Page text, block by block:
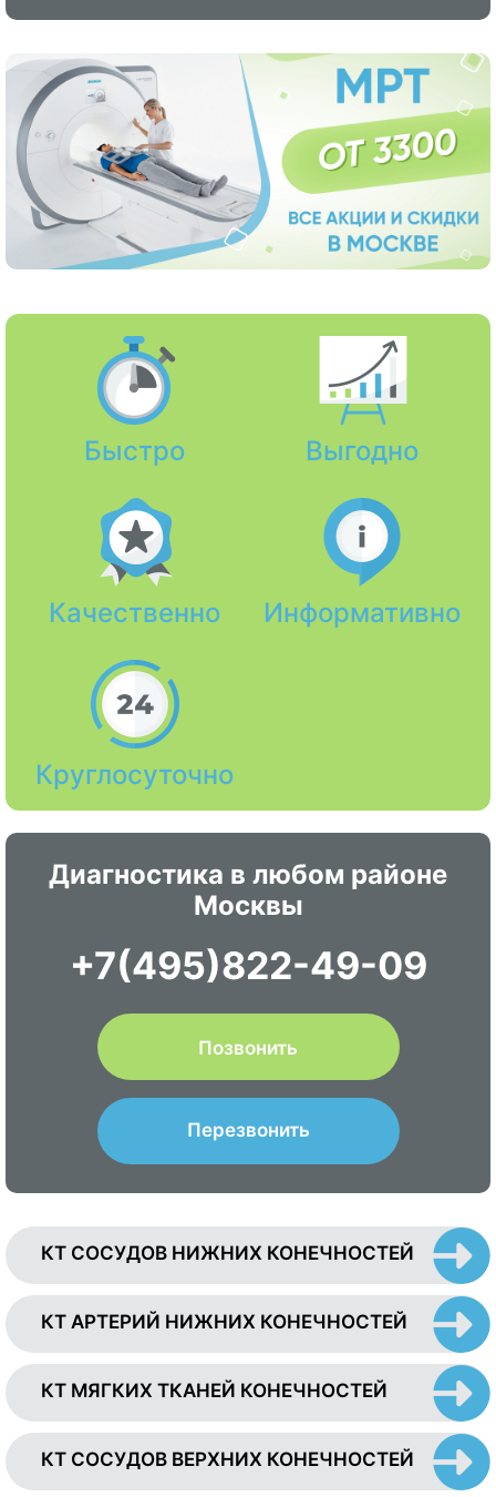
Быстро Выгодно
Качественно Информативно
Круглосуточно
Диагностика в любом районе
Москвы
+7(495)822-49-09
Позвонить
Перезвонить
КТ СОСУДОВ НИЖНИХ КОНЕЧНОСТЕЙ
КТ АРТЕРИЙ НИЖНИХ КОНЕЧНОСТЕЙ
КТ МЯГКИХ ТКАНЕЙ КОНЕЧНОСТЕЙ
КТ СОСУДОВ ВЕРХНИХ КОНЕЧНОСТЕЙ